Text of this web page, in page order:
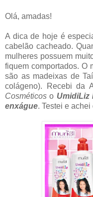
Olá, amadas!
A dica de hoje é
cabelão cacheado.
mulheres possuem
fiquem comportados. O
são as madeixas de
colágeno). Recebi da
Cosméticos o UmidiLiz
enxágue. Testei e